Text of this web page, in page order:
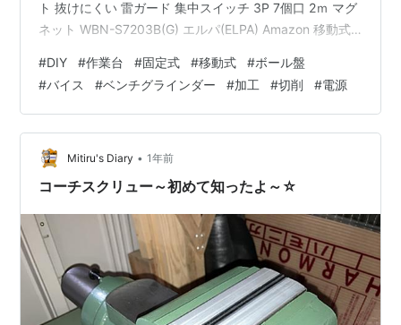
ト 抜けにくい 雷ガード 集中スイッチ 3P 7個口 2ｍ マグ
ネット WBN-S7203B(G) エルパ(ELPA) Amazon 移動式
い時はフックに引っ掛けておきます。 TRUSCO(トラス
コ) マルチコンビバイス 125mm TMB-125 トラスコ中山
(TRUSCO) Amazon そしていよいよバイスの取り付け。
机にマスキングテープを貼って、取付け線を書きま…
#DIY #作業台 #固定式 #移動式 #ボール盤
#バイス #ベンチグラインダー #加工 #切削 #電源
Mitiru's Diary • 1年前
コーチスクリュー～初めて知ったよ～☆